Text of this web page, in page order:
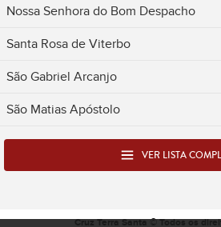
Nossa Senhora do Bom Despacho
Santa Rosa de Viterbo
São Gabriel Arcanjo
São Matias Apóstolo
VER LISTA
Cruz Terra Santa © Todos os